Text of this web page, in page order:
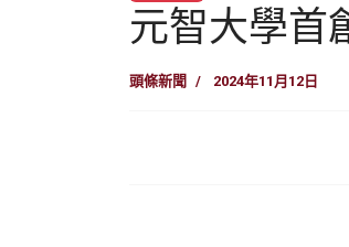
元智大學首
頭條新聞 2024年11月12日